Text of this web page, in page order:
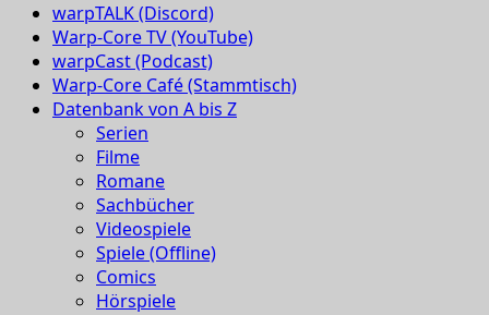
warpTALK (Discord)
Warp-Core TV (YouTube)
warpCast (Podcast)
Warp-Core Café (Stammtisch)
Datenbank von A bis Z
Serien
Filme
Romane
Sachbücher
Videospiele
Spiele (Offline)
Comics
Hörspiele